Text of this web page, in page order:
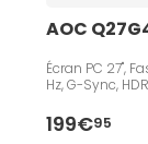
AOC
Écran PC 27",
Hz, G-Sync,
199€95